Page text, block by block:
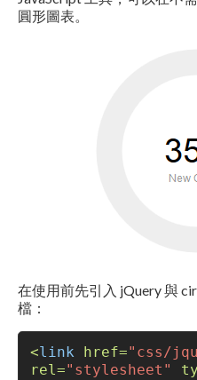
圓形圖表。
在使用前先引入 jQuery 與
檔：
<link href="css/
rel ="stylesheet"